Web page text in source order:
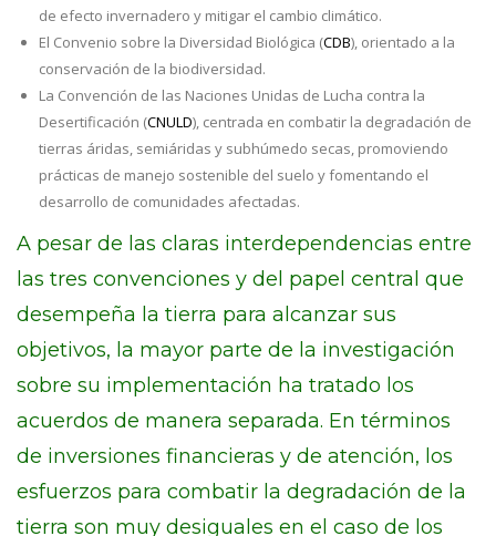
de efecto invernadero y mitigar el cambio climático.
El Convenio sobre la Diversidad Biológica (CDB), orientado a la
conservación de la biodiversidad.
La Convención de las Naciones Unidas de Lucha contra la
Desertificación (CNULD), centrada en combatir la degradación de
tierras áridas, semiáridas y subhúmedo secas, promoviendo
prácticas de manejo sostenible del suelo y fomentando el
desarrollo de comunidades afectadas.
A pesar de las claras interdependencias entre
las tres convenciones y del papel central que
desempeña la tierra para alcanzar sus
objetivos, la mayor parte de la investigación
sobre su implementación ha tratado los
acuerdos de manera separada. En términos
de inversiones financieras y de atención, los
esfuerzos para combatir la degradación de la
tierra son muy desiguales en el caso de los